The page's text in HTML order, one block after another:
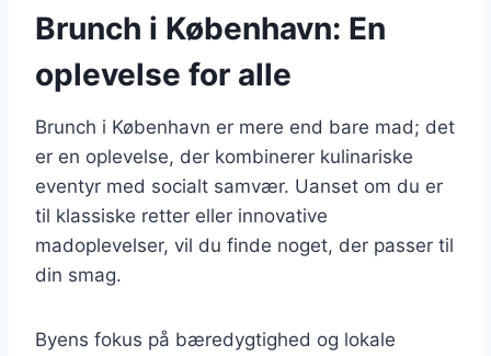
Brunch i København: En
oplevelse for alle
Brunch i København er mere end bare mad; det
er en oplevelse, der kombinerer kulinariske
eventyr med socialt samvær. Uanset om du er
til klassiske retter eller innovative
madoplevelser, vil du finde noget, der passer til
din smag.
Byens fokus på bæredygtighed og lokale